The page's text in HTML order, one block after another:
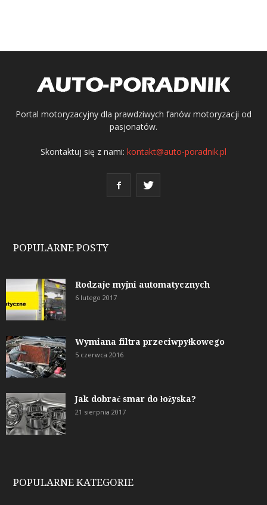
Portal motoryzacyjny dla prawdziwych fanów motoryzacji od
pasjonatów.
Skontaktuj się z nami: kontakt@auto-poradnik.pl
POPULARNE POSTY
Rodzaje myjni automatycznych
6 lutego 2017
Wymiana filtra przeciwpyłkowego
5 czerwca 2016
Jak dobrać smar do łożyska?
21 sierpnia 2017
POPULARNE KATEGORIE